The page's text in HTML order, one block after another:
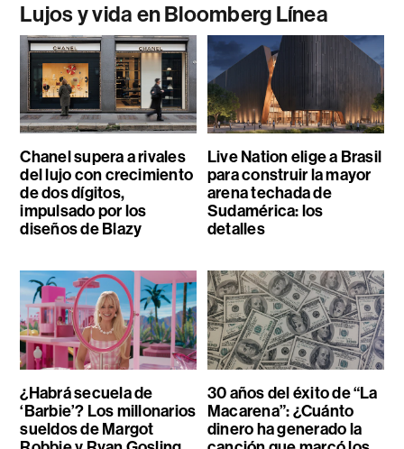
Lujos y vida en Bloomberg Línea
Chanel supera a rivales
del lujo con crecimiento
de dos dígitos,
impulsado por los
diseños de Blazy
Live Nation elige a Brasil
para construir la mayor
arena techada de
Sudamérica: los
detalles
¿Habrá secuela de
‘Barbie’? Los millonarios
sueldos de Margot
30 años del éxito de “La
Macarena”: ¿Cuánto
dinero ha generado la